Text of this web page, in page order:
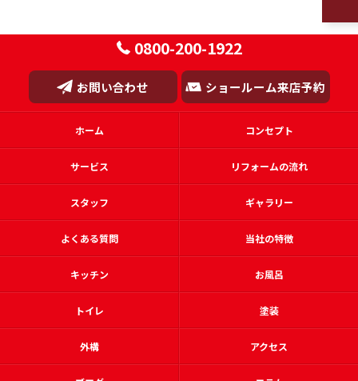
0800-200-1922
お問い合わせ ショールーム来店予約
ホーム コンセプト
サービス リフォームの流れ
スタッフ ギャラリー
よくある質問 当社の特徴
キッチン お風呂
トイレ 塗装
外構 アクセス